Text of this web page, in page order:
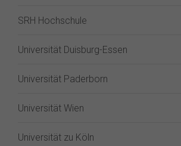
SRH Hochschule
Universität Duisburg-Essen
Universität Paderborn
Universität Wien
Universität zu Köln